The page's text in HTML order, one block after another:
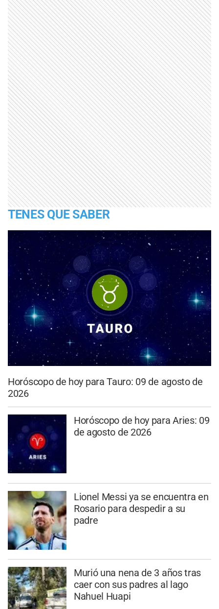
TENES QUE SABER
Horóscopo de hoy para Tauro: 09 de agosto de
2026
Horóscopo de hoy para Aries: 09
de agosto de 2026
Lionel Messi ya se encuentra en
Rosario para despedir a su
padre
Murió una nena de 3 años tras
caer con sus padres al lago
Nahuel Huapi